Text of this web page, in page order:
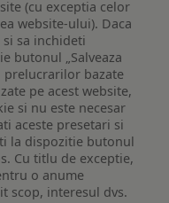
(cu exceptia celor
website-ului). Daca
sa inchideti
butonul „Salveaza
prelucrarilor bazate
pe acest website,
si nu este necesar
aceste presetari si
la dispozitie butonul
Cu titlu de exceptie,
o anume
scop, interesul dvs.